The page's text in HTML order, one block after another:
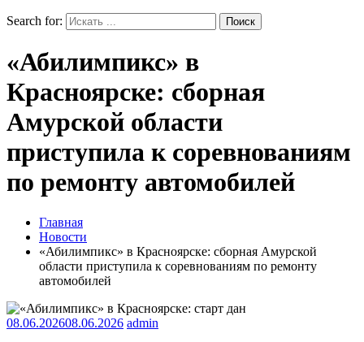
Search for:
«Абилимпикс» в
Красноярске: сборная
Амурской области
приступила к соревнованиям
по ремонту автомобилей
Главная
Новости
«Абилимпикс» в Красноярске: сборная Амурской
области приступила к соревнованиям по ремонту
автомобилей
08.06.202608.06.2026 admin